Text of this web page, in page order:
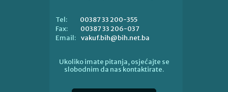
Tel:
00387 33 200-355
Fax:
00387 33 206-037
Email: vakuf.bih@bih.net.ba
Ukoliko imate pitanja, osjećajte se
slobodnim da nas kontaktirate.